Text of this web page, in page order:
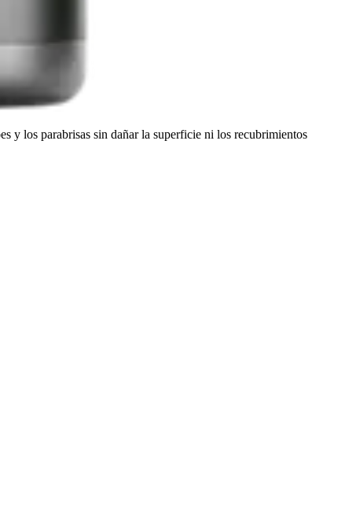
y los parabrisas sin dañar la superficie ni los recubrimientos